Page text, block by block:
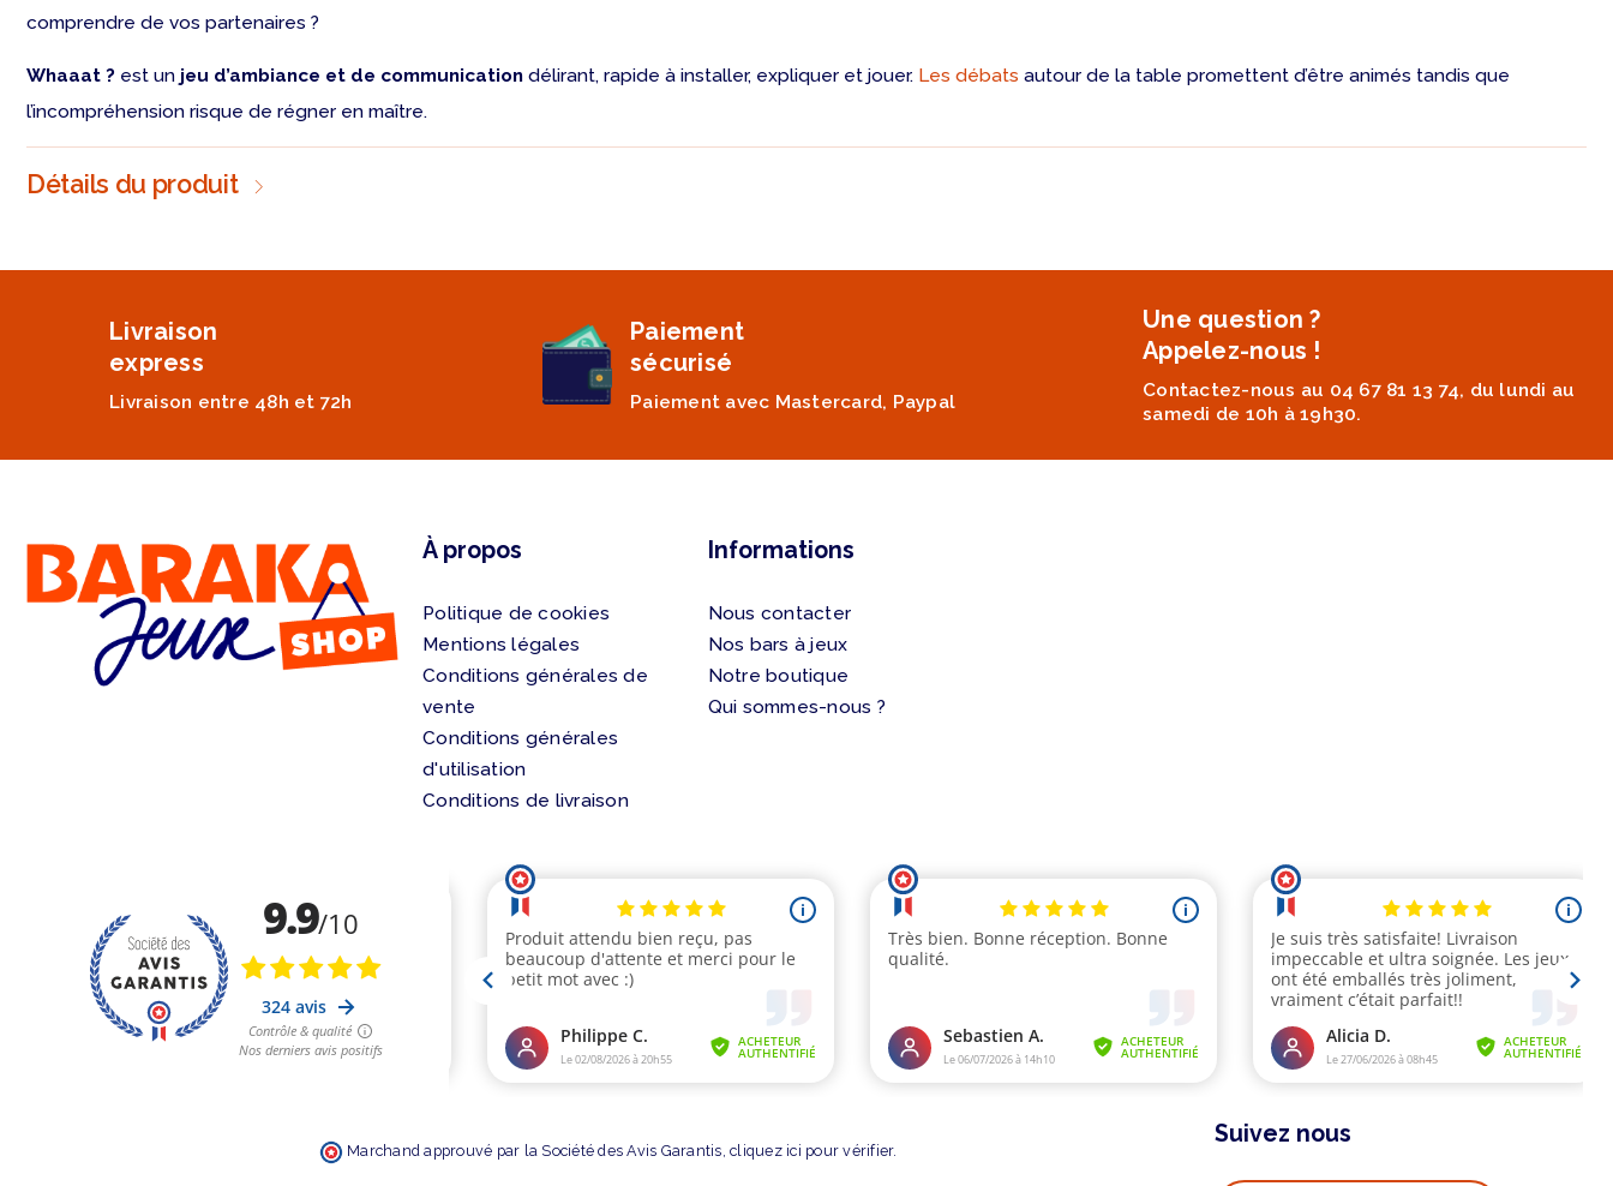
comprendre de vos partenaires ?
Whaaat ? est un jeu d’ambiance et de communication délirant, rapide à installer, expliquer et jouer. Les débats autour de la table promettent d’être animés tandis que
l’incompréhension risque de régner en maître.
Détails du produit
Livraison
express
Livraison entre 48h et 72h
Paiement
sécurisé
Paiement avec Mastercard, Paypal
Une question ?
Appelez-nous !
Contactez-nous au 04 67 81 13 74, du lundi au
samedi de 10h à 19h30.
À propos
Politique de cookies
Mentions légales
Conditions générales de
vente
Conditions générales
d'utilisation
Conditions de livraison
Informations
Nous contacter
Nos bars à jeux
Notre boutique
Qui sommes-nous ?
Marchand approuvé par la Société des Avis Garantis, cliquez ici pour vérifier.
Suivez nous